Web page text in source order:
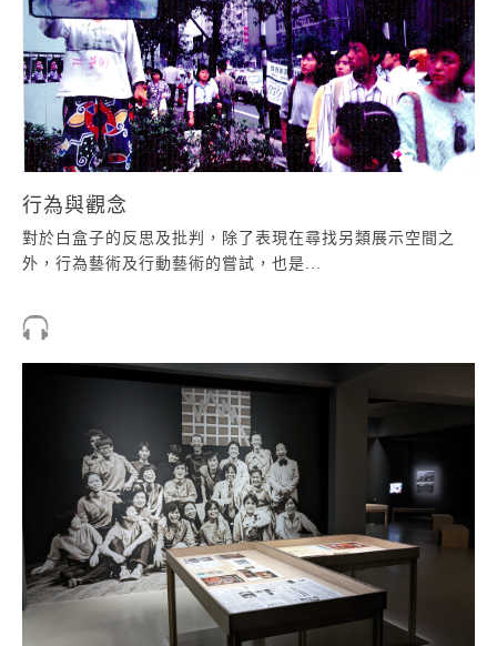
行為與觀念
對於白盒子的反思及批判，除了表現在尋找另類展示空間之
外，行為藝術及行動藝術的嘗試，也是...